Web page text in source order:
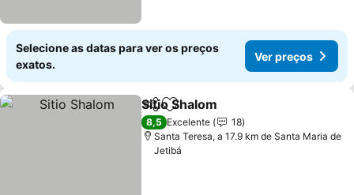
Selecione as datas para ver os preços
exatos.
Ver preços
PartilharAdicionar aos favoritos
Sitio Shalom
8,5 Excelente
18
Santa Teresa, a 17.9 km de Santa Maria de
Jetibá